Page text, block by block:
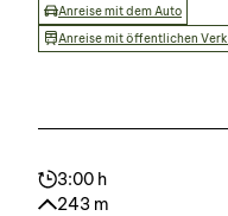
3:00 h
243 m
Anreise mit dem Auto
Anreise mit öffentlichen